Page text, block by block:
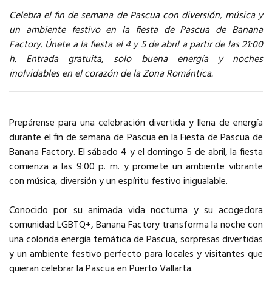
Celebra el fin de semana de Pascua con diversión, música y
un ambiente festivo en la fiesta de Pascua de Banana
Factory. Únete a la fiesta el 4 y 5 de abril a partir de las 21:00
h. Entrada gratuita, solo buena energía y noches
inolvidables en el corazón de la Zona Romántica.
Prepárense para una celebración divertida y llena de energía
durante el fin de semana de Pascua en la Fiesta de Pascua de
Banana Factory. El sábado 4 y el domingo 5 de abril, la fiesta
comienza a las 9:00 p. m. y promete un ambiente vibrante
con música, diversión y un espíritu festivo inigualable.
Conocido por su animada vida nocturna y su acogedora
comunidad LGBTQ+, Banana Factory transforma la noche con
una colorida energía temática de Pascua, sorpresas divertidas
y un ambiente festivo perfecto para locales y visitantes que
quieran celebrar la Pascua en Puerto Vallarta.